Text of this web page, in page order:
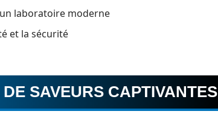
laboratoire moderne
et la sécurité
SAVEURS CAPTIVANTES